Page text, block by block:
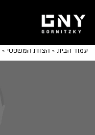
עמוד הבית » הצוות המשפטי »